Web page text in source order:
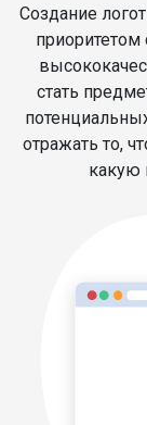
Создание
приоритетом
стать
отражать то,
какую